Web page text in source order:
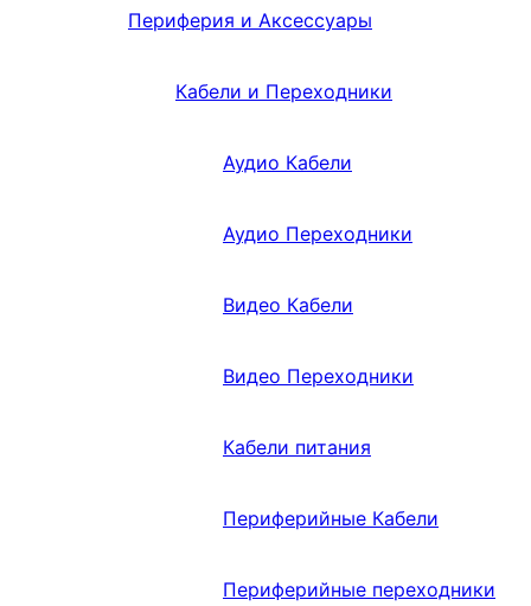
Периферия и Аксессуары
Кабели и Переходники
Аудио Кабели
Аудио Переходники
Видео Кабели
Видео Переходники
Кабели питания
Периферийные Кабели
Периферийные переходники